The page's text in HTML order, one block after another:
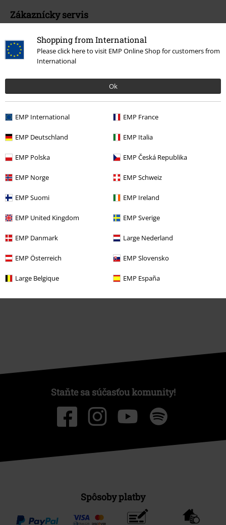
Shopping from International
Please click here to visit EMP Online Shop for customers from
International
Ok
EMP International EMP France
EMP Deutschland EMP Italia
EMP Polska EMP Česká Republika
EMP Norge EMP Schweiz
EMP Suomi EMP Ireland
EMP United Kingdom EMP Sverige
EMP Danmark Large Nederland
EMP Österreich EMP Slovensko
Large Belgique EMP España
Zákaznícky servis
Pomoc / FAQ
Podmienky vrátenia tovaru
Všeobecné informácie o veľkostiach
Zrušiť členstvo v BSC
Spôsoby platby
Ponuky pre vás
Súťaž
Objednať darčekové poukazy
Staňte sa súčasťou komunity!
Spôsoby platby